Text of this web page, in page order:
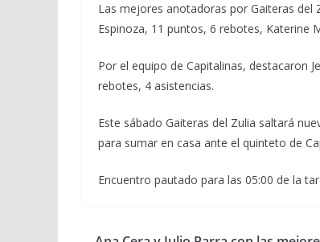
Las mejores anotadoras por Gaiteras del
Espinoza, 11 puntos, 6 rebotes, Katerine
Por el equipo de Capitalinas, destacaron
rebotes, 4 asistencias.
Este sábado Gaiteras del Zulia saltará
para sumar en casa ante el quinteto de
Encuentro pautado para las 05:00 de la